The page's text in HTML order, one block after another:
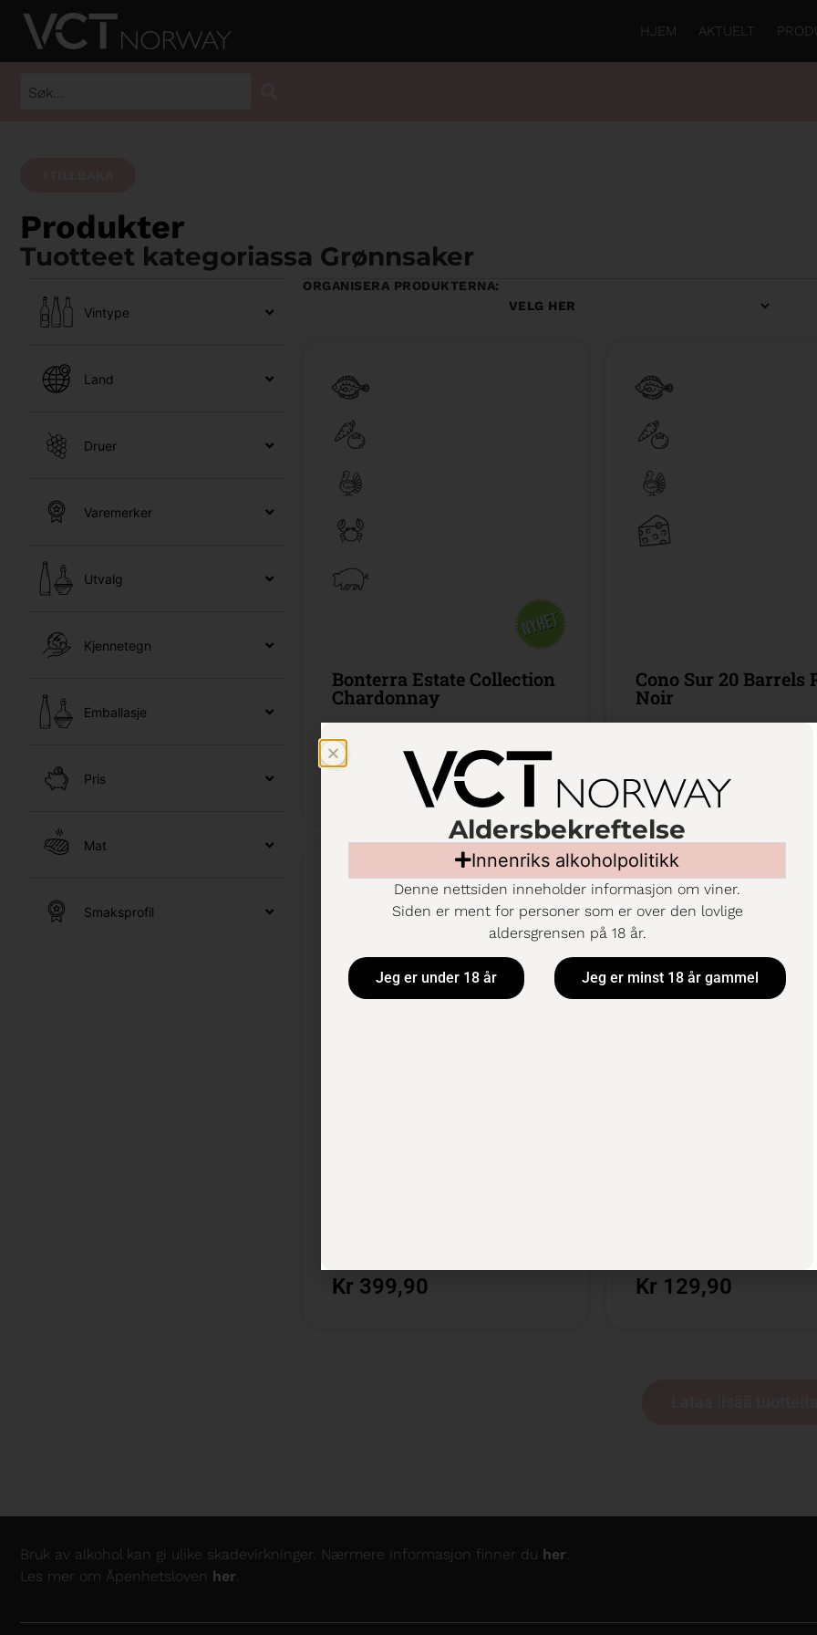
HJEM AKTUELT
Produkter
Tuotteet kategoriassa Grønnsaker
Vintype
Land
Druer
Varemerker
Utvalg
Kjennetegn
Emballasje
Pris
Mat
Smaksprofil
ORGANISERA PRODUKTERNA:
Bonterra Estate Collection
Chardonnay
0,75l cl /
Kr 239,90
Cono Sur 20 Barrels
Noir
Kr 269,90
Kr 399,90 Kr 129,90
Bruk av alkohol kan gi ulike skadevirkninger. Nærmere informasjon finner du her.
Les mer om Åpenhetsloven her.
Aldersbekreftelse
Innenriks alkoholpolitikk
Denne nettsiden inneholder informasjon om viner.
Siden er ment for personer som er over den lovlige
aldersgrensen på 18 år.
Jeg er under 18 år Jeg er minst 18 år gammel